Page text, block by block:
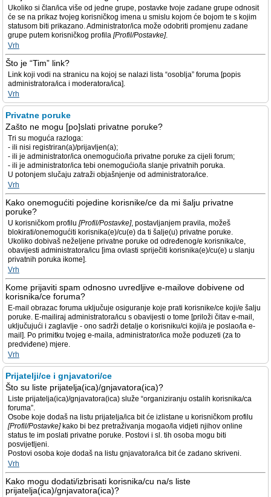
Ukoliko si član/ica više od jedne grupe, postavke tvoje zadane grupe odnosit
će se na prikaz tvojeg korisničkog imena u smislu kojom će bojom te s kojim
statusom biti prikazano. Administrator/ica može odobriti promjenu zadane
grupe putem korisničkog profila [Profil/Postavke].
Vrh
Što je “Tim” link?
Link koji vodi na stranicu na kojoj se nalazi lista “osoblja” foruma [popis
administratora/ica i moderatora/ica].
Vrh
Privatne poruke
Zašto ne mogu [po]slati privatne poruke?
Tri su moguća razloga:
- ili nisi registriran(a)/prijavljen(a);
- ili je administrator/ica onemogućio/la privatne poruke za cijeli forum;
- ili je administrator/ica tebi onemogućio/la slanje privatnih poruka.
U potonjem slučaju zatraži objašnjenje od administratora/ice.
Vrh
Kako onemogućiti pojedine korisnike/ce da mi šalju privatne
poruke?
U korisničkom profilu [Profil/Postavke], postavljanjem pravila, možeš
blokirati/onemogućiti korisnika(e)/cu(e) da ti šalje(u) privatne poruke.
Ukoliko dobivaš neželjene privatne poruke od određenog/e korisnika/ce,
obavijesti administratora/icu [ima ovlasti spriječiti korisnika(e)/cu(e) u slanju
privatnih poruka ikome].
Vrh
Kome prijaviti spam odnosno uvredljive e-mailove dobivene od
korisnika/ce foruma?
E-mail obrazac foruma uključuje osiguranje koje prati korisnike/ce koji/e šalju
poruke. E-mailiraj administratora/icu s obavijesti o tome [priloži čitav e-mail,
uključujući i zaglavlje - ono sadrži detalje o korisniku/ci koji/a je poslao/la e-
mail]. Po primitku tvojeg e-maila, administrator/ica može poduzeti (za to
predviđene) mjere.
Vrh
Prijatelji/ce i gnjavatori/ce
Što su liste prijatelja(ica)/gnjavatora(ica)?
Liste prijatelja(ica)/gnjavatora(ica) služe “organiziranju ostalih korisnika/ca
foruma”.
Osobe koje dodaš na listu prijatelja/ica bit će izlistane u korisničkom profilu
[Profil/Postavke]kako bi bez pretraživanja mogao/la vidjeti njihov online
status te im poslati privatne poruke. Postovi i sl. tih osoba mogu biti
posvijetljeni.
Postovi osoba koje dodaš na listu gnjavatora/ica bit će zadano skriveni.
Vrh
Kako mogu dodati/izbrisati korisnika/cu na/s liste
prijatelja(ica)/gnjavatora(ica)?